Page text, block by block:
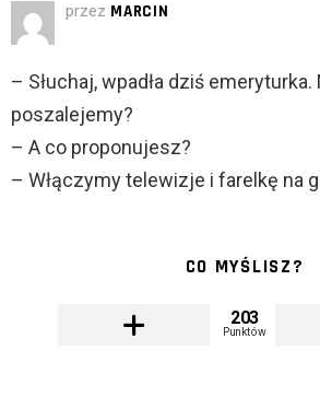
przez MARCIN
– Słuchaj, wpadła dziś emeryturka.
poszalejemy?
– A co proponujesz?
– Włączymy telewizje i farelkę na
CO MYŚLISZ?
203
Punktów